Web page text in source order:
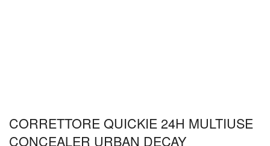
CORRETTORE QUICKIE 24H MULTIUSE
CONCEALER URBAN DECAY